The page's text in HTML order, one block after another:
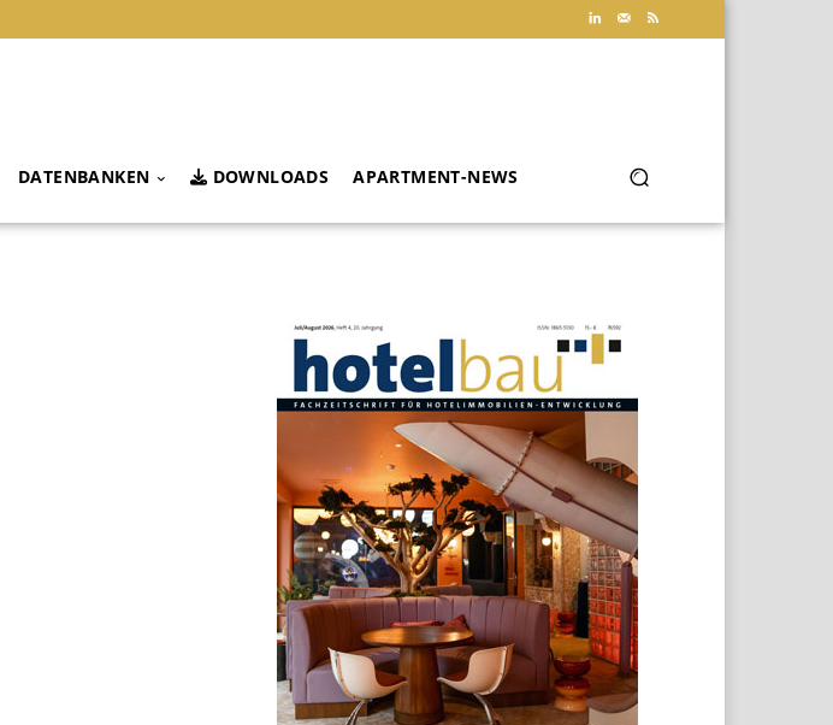
DATENBANKEN DOWNLOADS APARTMENT-NEWS